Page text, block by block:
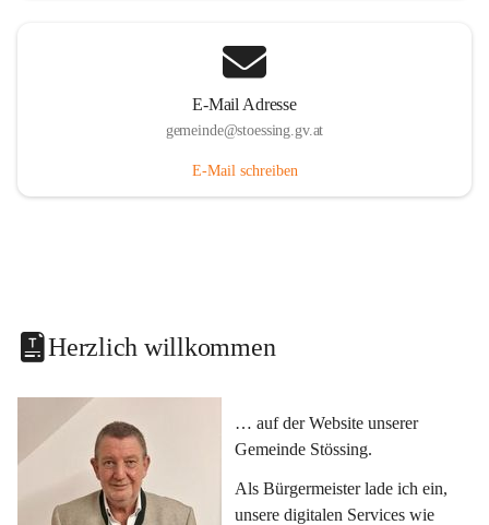
E-Mail Adresse
gemeinde@stoessing.gv.at
E-Mail schreiben
Herzlich willkommen
… auf der Website unserer
Gemeinde Stössing.
Als Bürgermeister lade ich ein,
unsere digitalen Services wie